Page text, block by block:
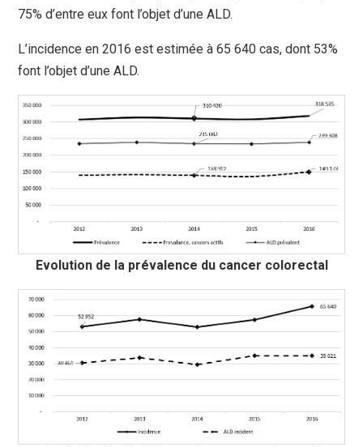
75% d’entre eux font l’objet d’une ALD.
L’incidence en 2016 est estimée à 65 640 cas, dont 53%
font l’objet d’une ALD.
Evolution de la prévalence du cancer colorectal